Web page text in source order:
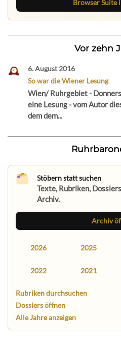
Browser Suite
Vor zehn
6. August 2016
So war die Wiener Lesung
Wien/ Ruhrgebiet -
eine Lesung - vom Autor
dem dem...
Stöbern statt suchen
Texte, Rubriken,
Archiv.
Archiv
2026 2025
2022 2021
Rubriken durchsuchen
Dossiers öffnen
Alle Jahre anzeigen